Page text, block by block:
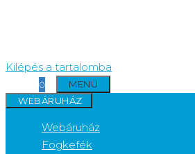
Kilépés a tartalomba
0
MENÜ
WEBÁRUHÁZ
Webáruház
Fogkefék